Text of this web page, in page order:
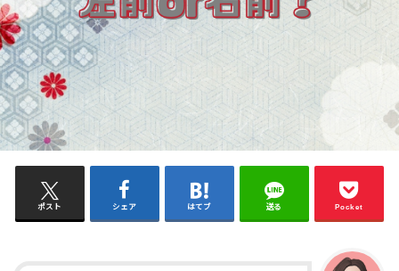
ポスト シェア はてブ 送る Pocket